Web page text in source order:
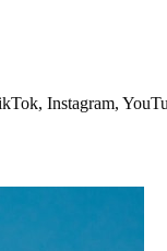
Instagram,